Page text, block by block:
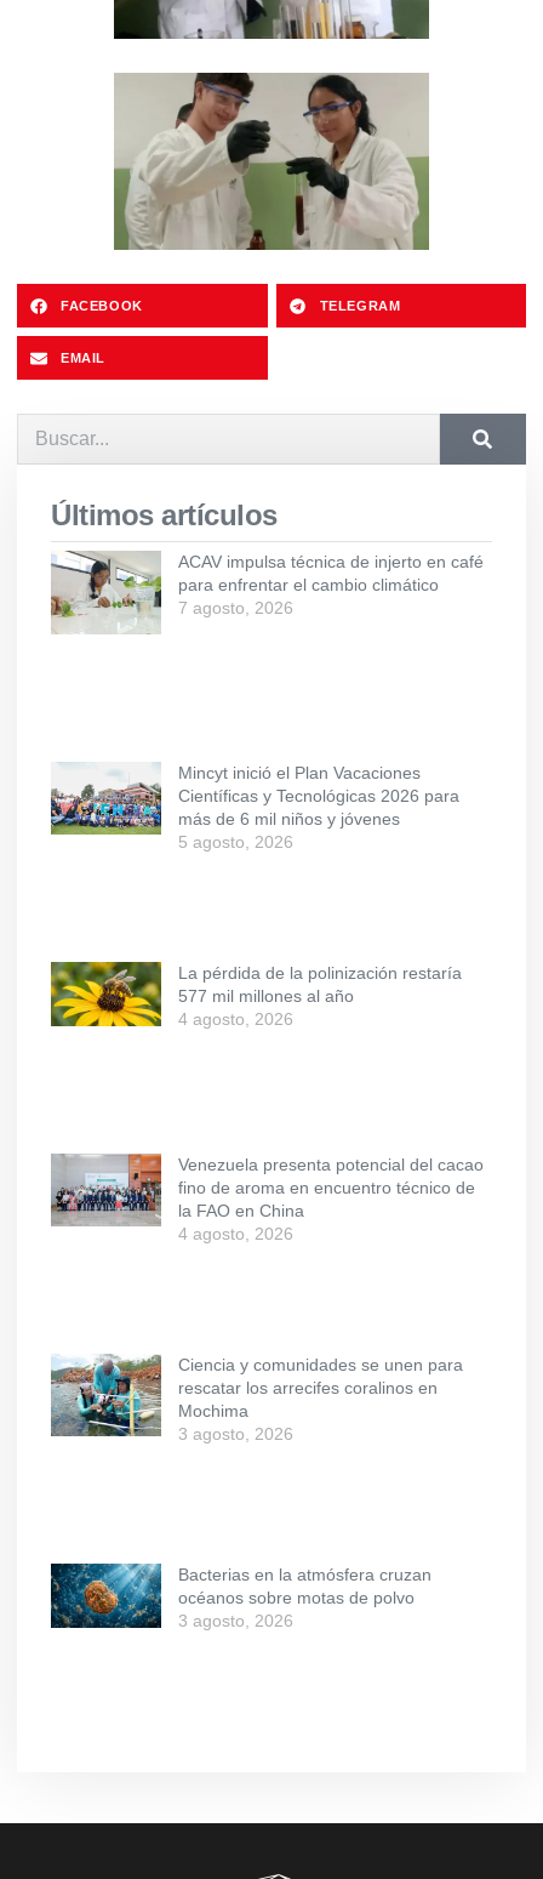
FACEBOOK TELEGRAM
EMAIL
Últimos artículos
ACAV impulsa técnica de injerto en café
para enfrentar el cambio climático
7 agosto, 2026
Mincyt inició el Plan Vacaciones
Científicas y Tecnológicas 2026 para
más de 6 mil niños y jóvenes
5 agosto, 2026
La pérdida de la polinización restaría
577 mil millones al año
4 agosto, 2026
Venezuela presenta potencial del cacao
fino de aroma en encuentro técnico de
la FAO en China
4 agosto, 2026
Ciencia y comunidades se unen para
rescatar los arrecifes coralinos en
Mochima
3 agosto, 2026
Bacterias en la atmósfera cruzan
océanos sobre motas de polvo
3 agosto, 2026